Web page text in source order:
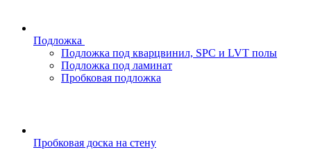
Подложка
Подложка под кварцвинил, SPC и LVT полы
Подложка под ламинат
Пробковая подложка
Пробковая доска на стену